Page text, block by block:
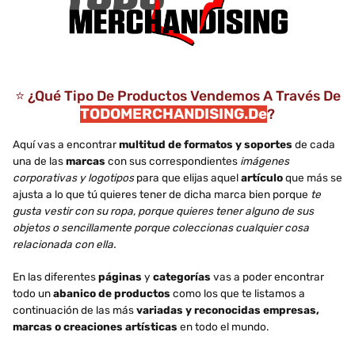
⭐ ¿Qué Tipo De Productos Vendemos A Través De
TODOMERCHANDISING.de?
Aquí vas a encontrarmultitud de formatos y soportes de cada
una de lasmarcas con sus correspondientes imágenes
corporativas y logotipospara que elijas aquelartículoque más se
ajusta a lo que tú quieres tener de dicha marca bien porque te
gusta vestir con su ropa, porque quieres tener alguno de sus
objetos o sencillamente porque coleccionas cualquier cosa
relacionada con ella.
En las diferentespáginas y categorías vas a poder encontrar
todo unabanico de productos como los que te listamos a
continuación de las másvariadas y reconocidas empresas,
marcas o creaciones artísticas en todo el mundo.